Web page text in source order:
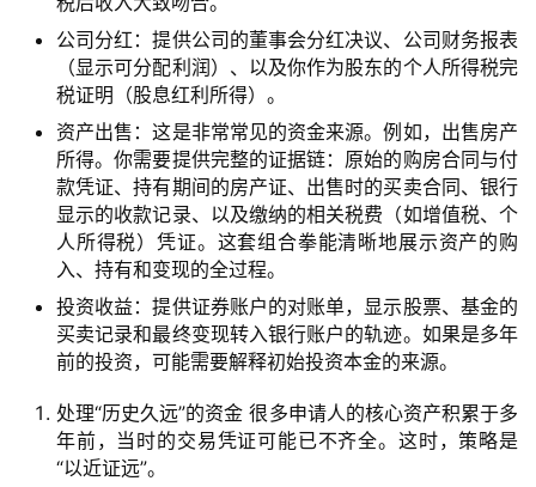
公司分红 ：提供公司的董事会分红决议、公司财务报表
（显示可分配利润）、以及你作为股东的个人所得税完
税证明（股息红利所得）。
资产出售 ：这是非常常见的资金来源。例如，出售房产
所得。你需要提供完整的证据链：原始的购房合同与付
款凭证、持有期间的房产证、出售时的买卖合同、银行
显示的收款记录、以及缴纳的相关税费（如增值税、个
人所得税）凭证。这套组合拳能清晰地展示资产的购
入、持有和变现的全过程。
投资收益 ：提供证券账户的对账单，显示股票、基金的
买卖记录和最终变现转入银行账户的轨迹。如果是多年
前的投资，可能需要解释初始投资本金的来源。
处理“历史久远”的资金 很多申请人的核心资产积累于多
年前，当时的交易凭证可能已不齐全。这时，策略是
“以近证远”。